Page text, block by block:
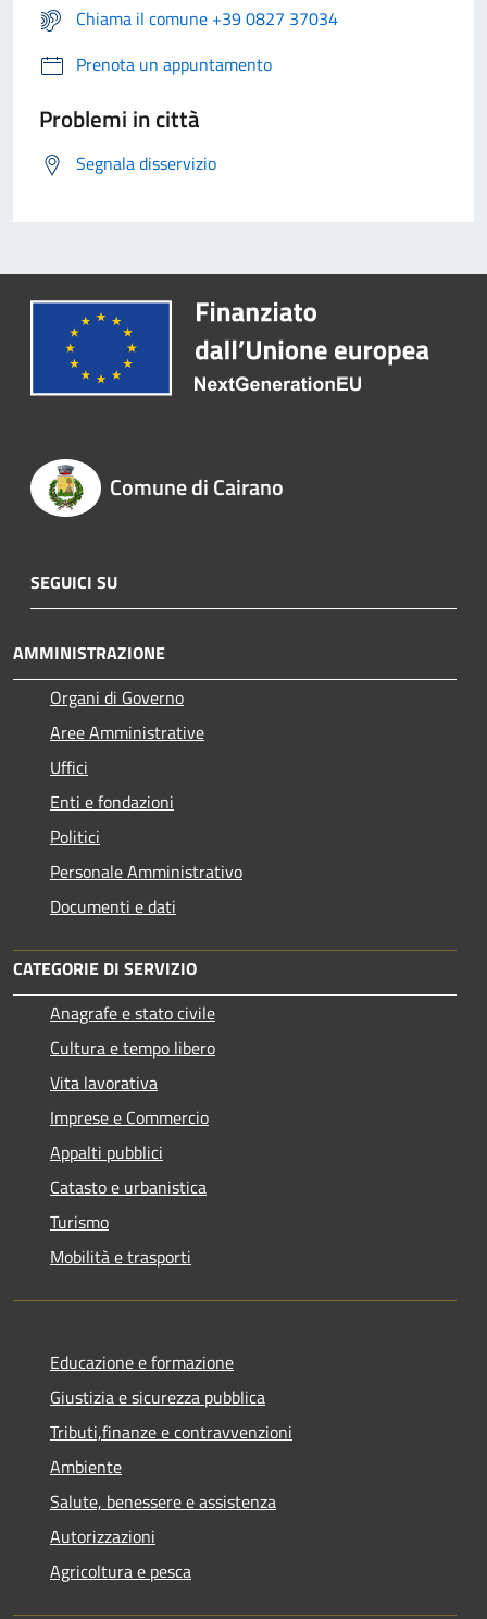
Chiama il comune +39 0827 37034
Prenota un appuntamento
Problemi in città
Segnala disservizio
Comune di Cairano
SEGUICI SU
AMMINISTRAZIONE
Organi di Governo
Aree Amministrative
Uffici
Enti e fondazioni
Politici
Personale Amministrativo
Documenti e dati
CATEGORIE DI SERVIZIO
Anagrafe e stato civile
Cultura e tempo libero
Vita lavorativa
Imprese e Commercio
Appalti pubblici
Catasto e urbanistica
Turismo
Mobilità e trasporti
Educazione e formazione
Giustizia e sicurezza pubblica
Tributi,finanze e contravvenzioni
Ambiente
Salute, benessere e assistenza
Autorizzazioni
Agricoltura e pesca